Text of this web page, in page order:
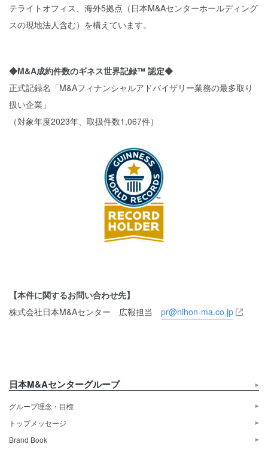
テライトオフィス、海外5拠点（日本M&Aセンターホールディング
スの現地法人含む）を構えています。
◆M&A成約件数のギネス世界記録™ 認定◆
正式記録名「M&Aフィナンシャルアドバイザリー業務の最多取り
扱い企業」
（対象年度2023年、取扱件数1,067件）
【本件に関するお問い合わせ先】
株式会社日本M&Aセンター 広報担当 pr@nihon-ma.co.jp
日本M&Aセンターグループ
グループ理念・目標
トップメッセージ
Brand Book